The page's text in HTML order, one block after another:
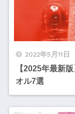
2022年5月11日
【2025年最新
オル7選